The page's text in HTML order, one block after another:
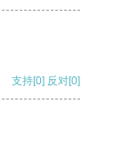
支持[0] 反对[0]